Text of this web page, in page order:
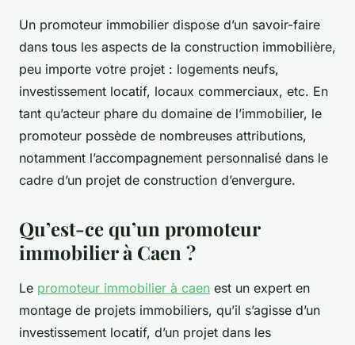
Un promoteur immobilier dispose d’un savoir-faire
dans tous les aspects de la construction immobilière,
peu importe votre projet : logements neufs,
investissement locatif, locaux commerciaux, etc. En
tant qu’acteur phare du domaine de l’immobilier, le
promoteur possède de nombreuses attributions,
notamment l’accompagnement personnalisé dans le
cadre d’un projet de construction d’envergure.
Qu’est-ce qu’un promoteur
immobilier à Caen ?
Le promoteur immobilier à caen est un expert en
montage de projets immobiliers, qu’il s’agisse d’un
investissement locatif, d’un projet dans les